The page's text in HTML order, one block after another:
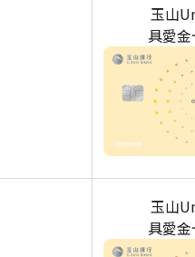
玉山
具愛
玉山
具愛